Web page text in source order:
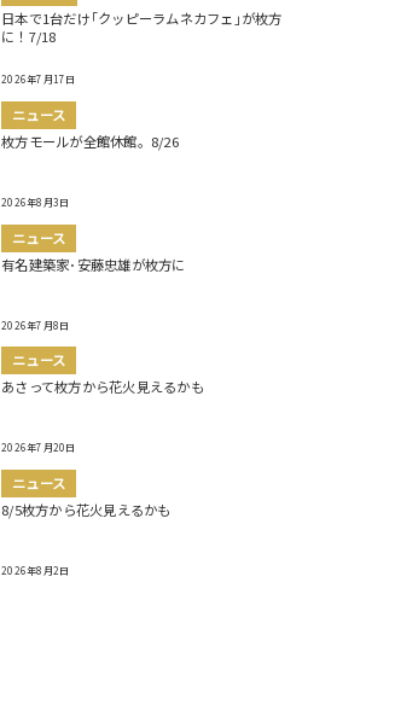
日本で1台だけ｢クッピーラムネカフェ｣が枚方
に！7/18
2026年7月17日
ニュース
枚方モールが全館休館。8/26
2026年8月3日
ニュース
有名建築家･安藤忠雄が枚方に
2026年7月8日
ニュース
あさって枚方から花火見えるかも
2026年7月20日
ニュース
8/5枚方から花火見えるかも
2026年8月2日